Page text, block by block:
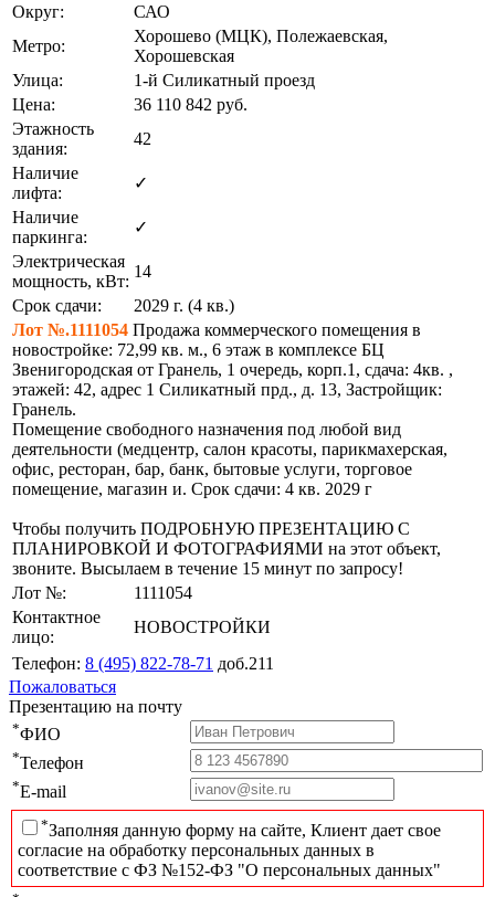
Округ:
САО
Метро:
Хорошево (МЦК), Полежаевская,
Хорошевская
Улица:
1-й Силикатный проезд
Цена:
36 110 842 руб.
Этажность
здания:
42
Наличие
лифта:
✓
Наличие
паркинга:
✓
Электрическая
мощность, кВт:
14
Срок сдачи:
2029 г. (4 кв.)
Лот №.1111054 Продажа коммерческого помещения в
новостройке: 72,99 кв. м., 6 этаж в комплексе БЦ
Звенигородская от Гранель, 1 очередь, корп.1, сдача: 4кв. ,
этажей: 42, адрес 1 Силикатный прд., д. 13, Застройщик:
Гранель.
Помещение свободного назначения под любой вид
деятельности (медцентр, салон красоты, парикмахерская,
офис, ресторан, бар, банк, бытовые услуги, торговое
помещение, магазин и. Срок сдачи: 4 кв. 2029 г
Чтобы получить ПОДРОБНУЮ ПРЕЗЕНТАЦИЮ С
ПЛАНИРОВКОЙ И ФОТОГРАФИЯМИ на этот объект,
звоните. Высылаем в течение 15 минут по запросу!
Лот №:
1111054
Контактное
лицо:
НОВОСТРОЙКИ
Телефон: 8 (495) 822-78-71 доб.211
Пожаловаться
Презентацию на почту
*ФИО
*Телефон
*E-mail
*Заполняя данную форму на сайте, Клиент дает свое
согласие на обработку персональных данных в
соответствие с ФЗ №152-ФЗ "О персональных данных"